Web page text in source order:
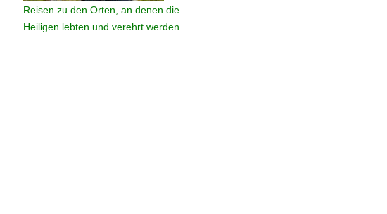
Reisen zu den Orten, an denen die
Heiligen lebten und verehrt werden.